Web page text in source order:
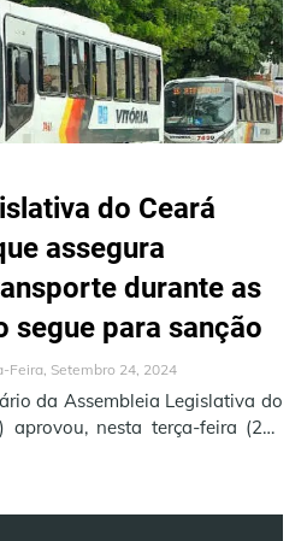
do Ceará
assegura
durante as
segue para sanção
Feira, Setembro 24, 2024
da Assembleia Legislativa do
aprovou, nesta terça-feira (24),